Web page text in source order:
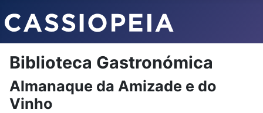
Biblioteca Gastronómica
Almanaque da Amizade e do
Vinho